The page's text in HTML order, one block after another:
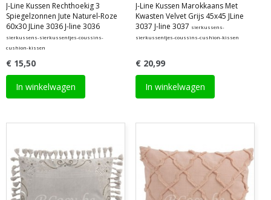
J-Line Kussen Rechthoekig 3
Spiegelzonnen Jute Naturel-Roze
60x30 JLine 3036 J-line 3036
sierkussens-sierkussentjes-coussins-
cushion-kissen
€ 15,50
In winkelwagen
J-Line Kussen Marokkaans Met
Kwasten Velvet Grijs 45x45 JLine
3037 J-line 3037 sierkussens-
sierkussentjes-coussins-cushion-kissen
€ 20,99
In winkelwagen